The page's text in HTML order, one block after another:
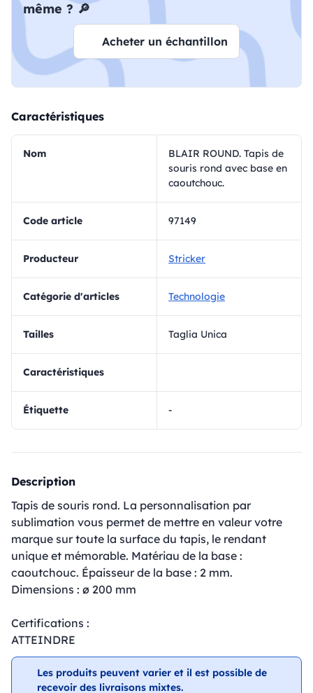
même ? 🔎
Acheter un échantillon
Caractéristiques
Nom
BLAIR ROUND. Tapis de
souris rond avec base en
caoutchouc.
Code article 97149
Producteur Stricker
Catégorie d'articles Technologie
Tailles Taglia Unica
Caractéristiques
Étiquette -
Description
Tapis de souris rond. La personnalisation par
sublimation vous permet de mettre en valeur votre
marque sur toute la surface du tapis, le rendant
unique et mémorable. Matériau de la base :
caoutchouc. Épaisseur de la base : 2 mm.
Dimensions : ø 200 mm
Certifications :
ATTEINDRE
Les produits peuvent varier et il est possible de
recevoir des livraisons mixtes.